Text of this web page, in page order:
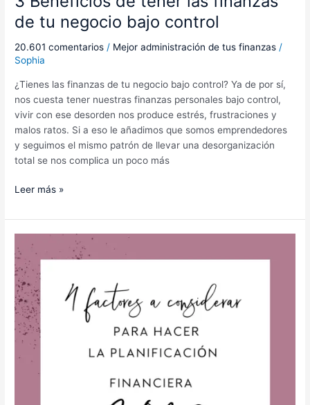
de tu negocio bajo control
20.601 comentarios / Mejor administración de tus finanzas /
Sophia
¿Tienes las finanzas de tu negocio bajo control? Ya de por sí,
nos cuesta tener nuestras finanzas personales bajo control,
vivir con ese desorden nos produce estrés, frustraciones y
malos ratos. Si a eso le añadimos que somos emprendedores
y seguimos el mismo patrón de llevar una desorganización
total se nos complica un poco más
Leer más »
factores
a
considerar
para
hacer
la
planificación
Financiera